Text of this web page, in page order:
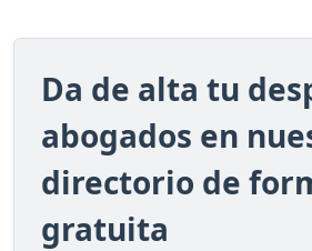
Da de alta tu
abogados en
directorio de
gratuita